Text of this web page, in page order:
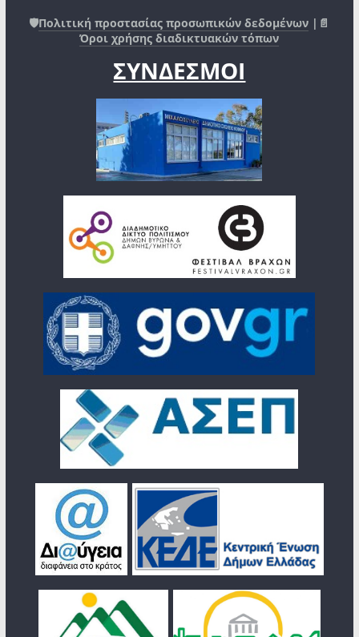
🛡️Πολιτική προστασίας προσωπικών δεδομένων |📄
Όροι χρήσης διαδικτυακών τόπων
ΣΥΝΔΕΣΜΟΙ